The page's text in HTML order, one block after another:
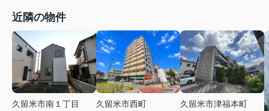
近隣の物件
久留米市南１丁目
久留米市西町
久留米市津福本町